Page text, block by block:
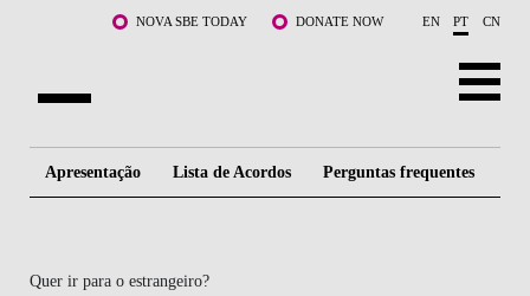
Saltar para o conteúdo principalNOVA SBE TODAY DONATE NOW EN PT CN
Apresentação Lista de Acordos Perguntas frequentes
Quer ir para o estrangeiro?